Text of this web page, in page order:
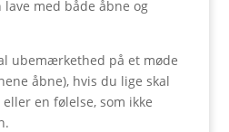
med både åbne og
ubemærkethed på et møde
åbne), hvis du lige skal
en følelse, som ikke